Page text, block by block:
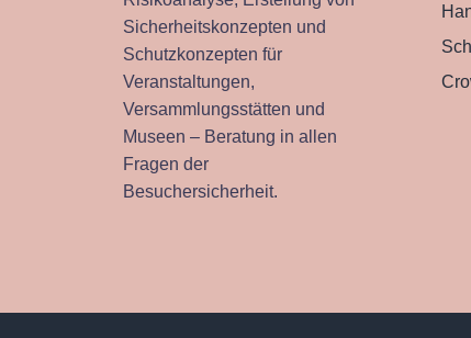
Sicherheitskonzepten und
Schutzkonzepten für
Veranstaltungen,
Versammlungsstätten und
Museen – Beratung in allen
Fragen der
Besuchersicherheit.